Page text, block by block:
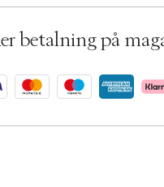
betalning på